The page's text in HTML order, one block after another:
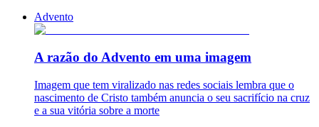
Advento
A razão do Advento em uma imagem
Imagem que tem viralizado nas redes sociais lembra que o
nascimento de Cristo também anuncia o seu sacrifício na cruz
e a sua vitória sobre a morte